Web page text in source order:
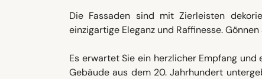
Die Fassaden sind mit Zierleisten
einzigartige Eleganz und Raffinesse.
Es erwartet Sie ein herzlicher Empfang
Gebäude aus dem 20. Jahrhundert